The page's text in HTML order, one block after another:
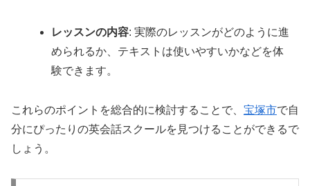
レッスンの内容: 実際のレッスンがどのように進
められるか、テキストは使いやすいかなどを体
験できます。
これらのポイントを総合的に検討することで、 宝塚市で自
分にぴったりの英会話スクールを見つけることができるで
しょう。